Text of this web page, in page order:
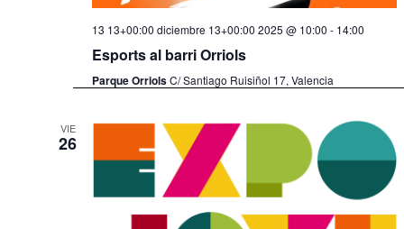
13 13+00:00 diciembre 13+00:00 2025 @ 10:00 - 14:00
Esports al barri Orriols
Parque OrriolsC/ Santiago Ruisiñol 17, Valencia
VIE
26